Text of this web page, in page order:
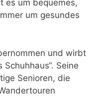
es um bequemes,
um gesundes
und wirbt
Seine
Senioren, die